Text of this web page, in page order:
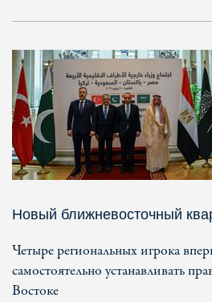
Новый ближневосточный
Четыре региональных игрока
самостоятельно устанавливать
Востоке